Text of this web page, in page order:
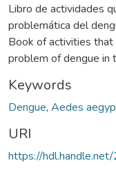
Libro de actividades
problemática del
Book of activities
problem of dengue in
Keywords
Dengue, Aedes
URI
https://